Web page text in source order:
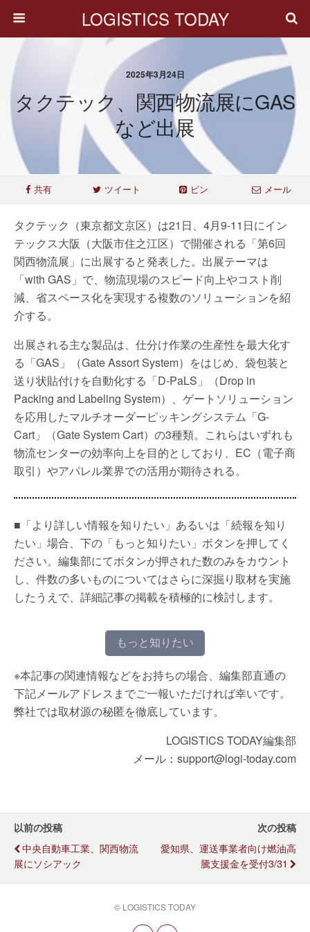
LOGISTICS TODAY
2025年3月24日
タクテック、関西物流展にGAS
など出展
共有 ツイート ピン メール
タクテック（東京都文京区）は21日、4月9-11日にイン
テックス大阪（大阪市住之江区）で開催される「第6回
関西物流展」に出展すると発表した。出展テーマは
「with GAS」で、物流現場のスピード向上やコスト削
減、省スペース化を実現する複数のソリューションを紹
介する。
出展される主な製品は、仕分け作業の生産性を最大化す
る「GAS」（Gate Assort System）をはじめ、袋包装と
送り状貼付けを自動化する「D-PaLS」（Drop in
Packing and Labeling System）、ゲートソリューション
を応用したマルチオーダーピッキングシステム「G-
Cart」（Gate System Cart）の3種類。これらはいずれも
物流センターの効率向上を目的としており、EC（電子商
取引）やアパレル業界での活用が期待される。
■「より詳しい情報を知りたい」あるいは「続報を知り
たい」場合、下の「もっと知りたい」ボタンを押してく
ださい。編集部にてボタンが押された数のみをカウント
し、件数の多いものについてはさらに深掘り取材を実施
したうえで、詳細記事の掲載を積極的に検討します。
もっと知りたい
※本記事の関連情報などをお持ちの場合、編集部直通の
下記メールアドレスまでご一報いただければ幸いです。
弊社では取材源の秘匿を徹底しています。
LOGISTICS TODAY編集部
メール：support@logi-today.com
以前の投稿
中央自動車工業、関西物流
展にソシアック
次の投稿
愛知県、運送事業者向け燃油高
騰支援金を受付3/31
© LOGISTICS TODAY